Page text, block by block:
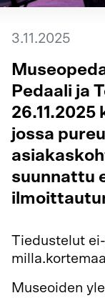
3.11.2025
Pedaali ja
jossa
suunnattu
Tiedustelut
Museoiden